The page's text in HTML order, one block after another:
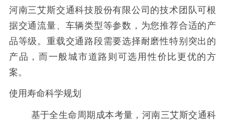
河南三艾斯交通科技股份有限公司的技术团队可根
据交通流量、车辆类型等参数，为您推荐合适的产
品等级。重载交通路段需要选择耐磨性特别突出的
产品，而一般城市道路则可选用性价比更优的方
案。
使用寿命科学规划
基于全生命周期成本考量，河南三艾斯交通科